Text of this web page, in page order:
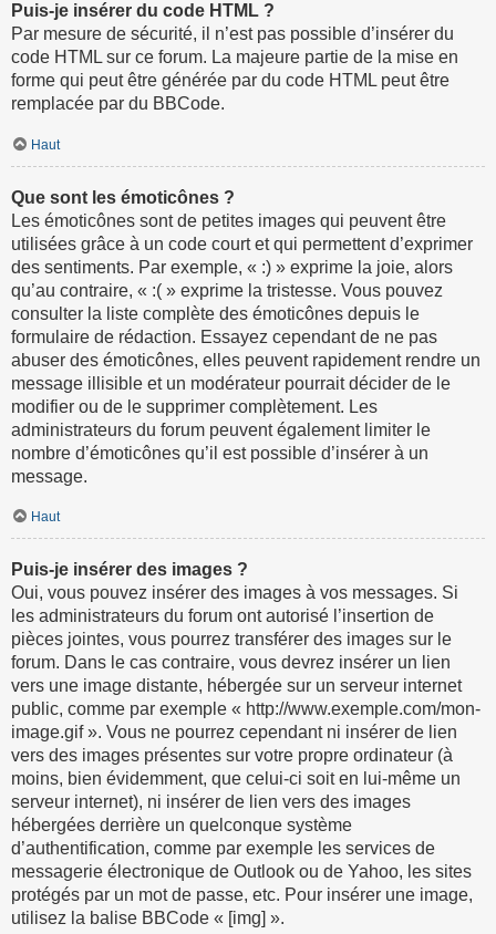
Puis-je insérer du code HTML ?
Par mesure de sécurité, il n’est pas possible d’insérer du
code HTML sur ce forum. La majeure partie de la mise en
forme qui peut être générée par du code HTML peut être
remplacée par du BBCode.
Haut
Que sont les émoticônes ?
Les émoticônes sont de petites images qui peuvent être
utilisées grâce à un code court et qui permettent d’exprimer
des sentiments. Par exemple, « :) » exprime la joie, alors
qu’au contraire, « :( » exprime la tristesse. Vous pouvez
consulter la liste complète des émoticônes depuis le
formulaire de rédaction. Essayez cependant de ne pas
abuser des émoticônes, elles peuvent rapidement rendre un
message illisible et un modérateur pourrait décider de le
modifier ou de le supprimer complètement. Les
administrateurs du forum peuvent également limiter le
nombre d’émoticônes qu’il est possible d’insérer à un
message.
Haut
Puis-je insérer des images ?
Oui, vous pouvez insérer des images à vos messages. Si
les administrateurs du forum ont autorisé l’insertion de
pièces jointes, vous pourrez transférer des images sur le
forum. Dans le cas contraire, vous devrez insérer un lien
vers une image distante, hébergée sur un serveur internet
public, comme par exemple « http://www.exemple.com/mon-
image.gif ». Vous ne pourrez cependant ni insérer de lien
vers des images présentes sur votre propre ordinateur (à
moins, bien évidemment, que celui-ci soit en lui-même un
serveur internet), ni insérer de lien vers des images
hébergées derrière un quelconque système
d’authentification, comme par exemple les services de
messagerie électronique de Outlook ou de Yahoo, les sites
protégés par un mot de passe, etc. Pour insérer une image,
utilisez la balise BBCode « [img] ».